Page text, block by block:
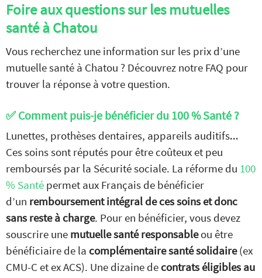
Foire aux questions sur les mutuelles
santé à Chatou
Vous recherchez une information sur les prix d’une
mutuelle santé à Chatou ? Découvrez notre FAQ pour
trouver la réponse à votre question.
✅ Comment puis-je bénéficier du 100 % Santé ?
Lunettes, prothèses dentaires, appareils auditifs…
Ces soins sont réputés pour être coûteux et peu
remboursés par la Sécurité sociale. La réforme du 100
% Santé permet aux Français de bénéficier
d’un remboursement intégral de ces soins et donc
sans reste à charge. Pour en bénéficier, vous devez
souscrire une mutuelle santé responsableou être
bénéficiaire de la complémentaire santé solidaire(ex
CMU-C et ex ACS). Une dizaine de contrats éligibles au